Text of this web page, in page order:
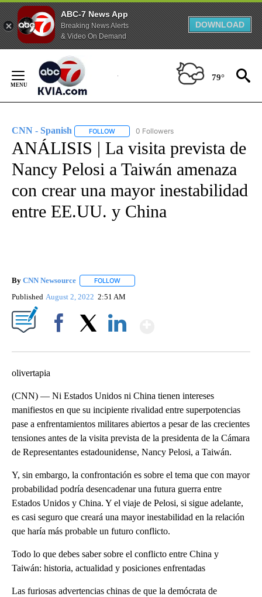
ABC-7 News App
Breaking News Alerts
& Video On Demand
DOWNLOAD
Content
79°
CNN - Spanish FOLLOW FOLLOW "CNN - SPANISH" TO RECEIVE
0 Followers
ANÁLISIS | La visita prevista de
Nancy Pelosi a Taiwán amenaza
con crear una mayor inestabilidad
entre EE.UU. y China
By CNN Newsource FOLLOW
Published August 2, 2022 2:51 AM
olivertapia
(CNN) — Ni Estados Unidos ni China tienen intereses
manifiestos en que su incipiente rivalidad entre superpotencias
pase a enfrentamientos militares abiertos a pesar de las crecientes
tensiones antes de la visita prevista de la presidenta de la Cámara
de Representantes estadounidense, Nancy Pelosi, a Taiwán.
Y, sin embargo, la confrontación es sobre el tema que con mayor
probabilidad podría desencadenar una futura guerra entre
Estados Unidos y China. Y el viaje de Pelosi, si sigue adelante,
es casi seguro que creará una mayor inestabilidad en la relación
que haría más probable un futuro conflicto.
Todo lo que debes saber sobre el conflicto entre China y
Taiwán: historia, actualidad y posiciones enfrentadas
Las furiosas advertencias chinas de que la demócrata de